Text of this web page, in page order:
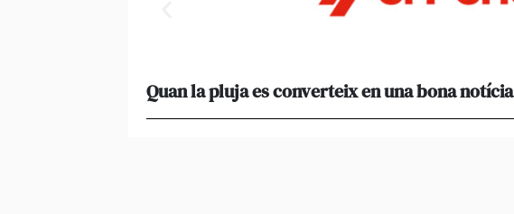
Quan la pluja es converteix en una bona notícia